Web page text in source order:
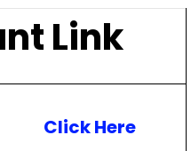
Link
Click Here